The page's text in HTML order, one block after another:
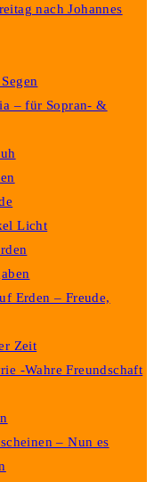
nach Johannes
– für Sopran- &
Licht
Erden – Freude,
Zeit
-Wahre Freundschaft
– Nun es